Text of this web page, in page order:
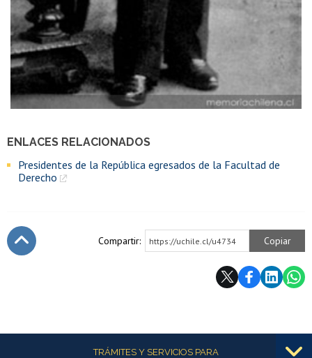
ENLACES RELACIONADOS
Presidentes de la República egresados de la Facultad de
Derecho
Compartir: https://uchile.cl/u4734 Copiar
Más informaciónTRÁMITES Y SERVICIOS PARA